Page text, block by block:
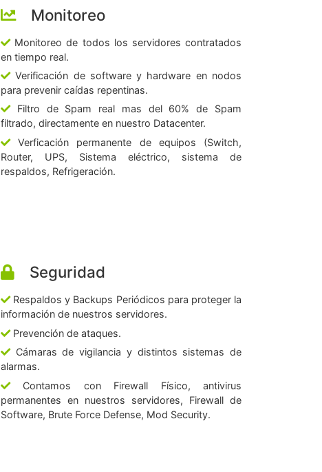
Monitoreo
Monitoreo de todos los servidores contratados
en tiempo real.
Verificación de software y hardware en nodos
para prevenir caídas repentinas.
Filtro de Spam real mas del 60% de Spam
filtrado, directamente en nuestro Datacenter.
Verficación permanente de equipos (Switch,
Router, UPS, Sistema eléctrico, sistema de
respaldos, Refrigeración.
Seguridad
Respaldos y Backups Periódicos para proteger la
información de nuestros servidores.
Prevención de ataques.
Cámaras de vigilancia y distintos sistemas de
alarmas.
Contamos con Firewall Físico, antivirus
permanentes en nuestros servidores, Firewall de
Software, Brute Force Defense, Mod Security.